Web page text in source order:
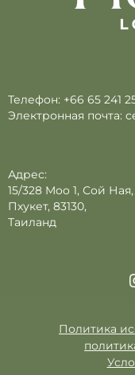
Телефон: +66 65 241
Электронная почта:
Адрес:
15/328 Moo 1, Сой
Пхукет, 83130,
Таиланд
Политика